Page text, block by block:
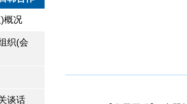
概况
织(会
谈话